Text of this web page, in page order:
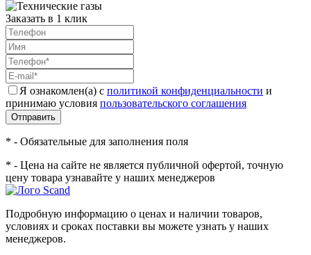
Заказать в 1 клик
Я ознакомлен(а) с политикой конфиденциальности и
принимаю условия пользовательского соглашения
Отправить
* - Обязательные для заполнения поля
* - Цена на сайте не является публичной офертой, точную
цену товара узнавайте у наших менеджеров
Подробную информацию о ценах и наличии товаров,
условиях и сроках поставки вы можете узнать у наших
менеджеров.